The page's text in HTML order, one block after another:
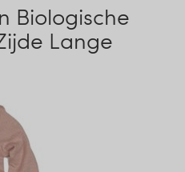
Biologische
Lange